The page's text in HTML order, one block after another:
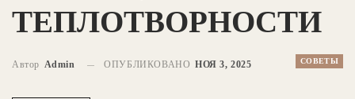
ТЕПЛОТВОРНОСТИ
СОВЕТЫ
Автор Admin ОПУБЛИКОВАНО НОЯ 3, 2025